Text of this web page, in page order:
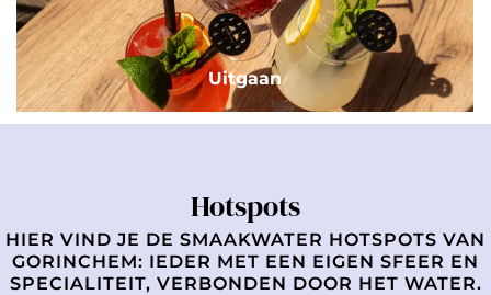
Uitgaan
t
g
a
a
Hotspots
HIER VIND JE DE SMAAKWATER HOTSPOTS VAN
GORINCHEM: IEDER MET EEN EIGEN SFEER EN
SPECIALITEIT, VERBONDEN DOOR HET WATER.